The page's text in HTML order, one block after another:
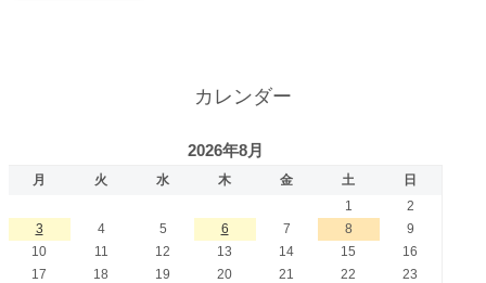
カレンダー
2026年8月
月 火 水 木 金 土
日
1
2
3
4 5 6 7 8
9
10
11 12 13 14 15
16
17
18 19 20 21 22
23